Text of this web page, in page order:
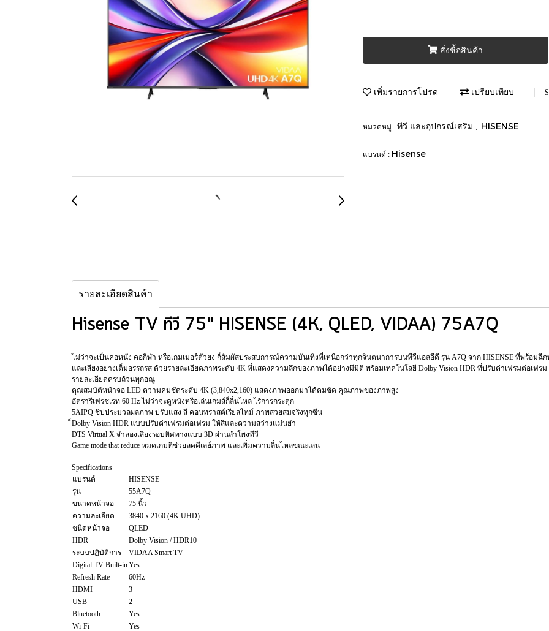
สั่งซื้อสินค้า
เพิ่มรายการโปรด เปรียบเทียบ
หมวดหมู่ : ทีวี และอุปกรณ์เสริม HISENSE
แบรนด์ : Hisense
รายละเอียดสินค้า
Hisense TV ทีวี 75" HISENSE (4K, QLED, VIDAA) 75A7Q
ไม่ว่าจะเป็นคอหนัง คอกีฬา หรือเกมเมอร์ตัวยง ก็สัมผัสประสบการณ์ความบันเทิงที่เหนือกว่าทุกจินตนาการบนทีวีแอลอีดี รุ่น A7Q จาก HISENSE ที่พร้อ
และเสียงอย่างเต็มอรรถรส ด้วยรายละเอียดภาพระดับ 4K ที่แสดงความลึกของภาพได้อย่างมีมิติ พร้อมเทคโนโลยี Dolby Vision HDR ที่ปรับค่าเฟรมต่อเ
รายละเอียดครบถ้วนทุกอณู
คุณสมบัติหน้าจอ LED ความคมชัดระดับ 4K (3,840x2,160) แสดงภาพออกมาได้คมชัด คุณภาพของภาพสูง
อัตรารีเฟรชเรท 60 Hz ไม่ว่าจะดูหนังหรือเล่นเกมส์ก็ลื่นไหล ไร้การกระตุก
5AIPQ ชิปประมวลผลภาพ ปรับแสง สี คอนทราสต์เรียลไทม์ ภาพสวยสมจริงทุกซีน
็Dolby Vision HDR แบบปรับค่าเฟรมต่อเฟรม ให้สีและความสว่างแม่นยำ
DTS Virtual X จำลองเสียงรอบทิศทางแบบ 3D ผ่านลำโพงทีวี
Game mode that reduce หมดเกมที่ช่วยลดดีเลย์ภาพ และเพิ่มความลื่นไหลขณะเล่น
Specifications
แบรนด์
HISENSE
รุ่น
55A7Q
ขนาดหน้าจอ
75 นิ้ว
ความละเอียด
3840 x 2160 (4K UHD)
ชนิดหน้าจอ
QLED
HDR
Dolby Vision / HDR10+
ระบบปฏิบัติการ
VIDAA Smart TV
Digital TV Built-inYes
Refresh Rate
60Hz
HDMI
3
USB
2
Bluetooth
Yes
Wi-Fi
Yes